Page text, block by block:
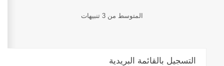
المتوسط من 3 تنبيهات
التسجيل بالقائمة البريدية